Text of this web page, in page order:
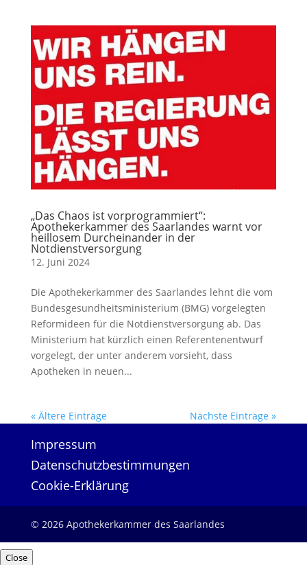
„Das Chaos ist vorprogrammiert“:
Apothekerkammer des Saarlandes warnt vor
heillosem Durcheinander in der
Notdienstversorgung
12. Juni 2024
Die Apothekerkammer des Saarlandes lehnt die vom
Bundesgesundheitsministerium (BMG) vorgelegten
Reformideen für die Notdienstversorgung ab. Das
Ministerium hat kürzlich einen Referentenentwurf
vorgelegt, der unter anderem vorsieht, dass
Apotheken in neuen...
« Ältere Einträge Nächste Einträge »
Impressum
Datenschutzbestimmungen
Cookie-Erklärung
© 2026 Apothekerkammer des Saarlandes
Close